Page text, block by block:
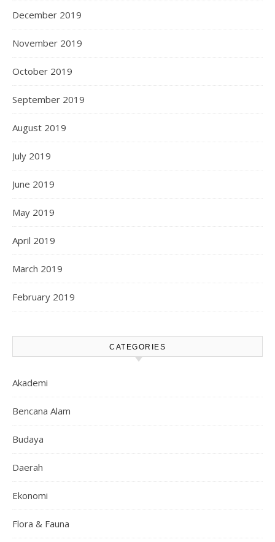
December 2019
November 2019
October 2019
September 2019
August 2019
July 2019
June 2019
May 2019
April 2019
March 2019
February 2019
CATEGORIES
Akademi
Bencana Alam
Budaya
Daerah
Ekonomi
Flora & Fauna